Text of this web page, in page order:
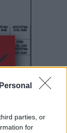
parties, or
for